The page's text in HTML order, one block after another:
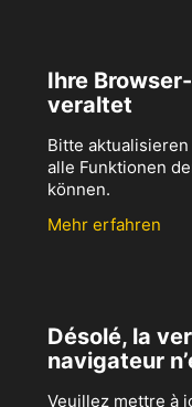
Ihre
veraltet
Bitte
alle Funktionen
können.
Mehr erfahren
Désolé, la
navigateur
Veuillez mettre à